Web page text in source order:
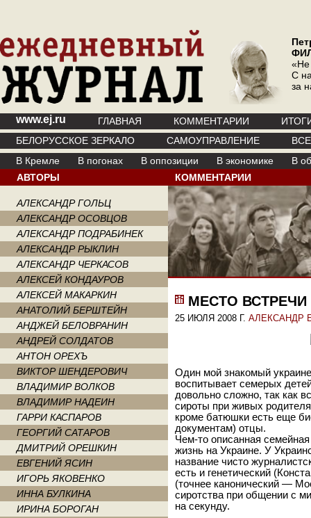
«Не
С
за
www.ej.ru ГЛАВНАЯ КОММЕНТАРИИ
БЕЛОРУССКОЕ ЗЕРКАЛО
САМОУПРАВЛЕНИЕ
В Кремле
В погонах В оппозиции В экономике
В
АВТОРЫ
АЛЕКСАНДР ГОЛЬЦ
АЛЕКСАНДР ОСОВЦОВ
АЛЕКСАНДР ПОДРАБИНЕК
АЛЕКСАНДР РЫКЛИН
АЛЕКСАНДР ЧЕРКАСОВ
АЛЕКСЕЙ КОНДАУРОВ
АЛЕКСЕЙ МАКАРКИН
АНАТОЛИЙ БЕРШТЕЙН
АНДЖЕЙ БЕЛОВРАНИН
АНДРЕЙ СОЛДАТОВ
АНТОН ОРЕХЪ
ВИКТОР ШЕНДЕРОВИЧ
ВЛАДИМИР ВОЛКОВ
ВЛАДИМИР НАДЕИН
ГАРРИ КАСПАРОВ
ГЕОРГИЙ САТАРОВ
ДМИТРИЙ ОРЕШКИН
ЕВГЕНИЙ ЯСИН
ИГОРЬ ЯКОВЕНКО
ИННА БУЛКИНА
ИРИНА БОРОГАН
КОММЕНТАРИИ
МЕСТО
25 ИЮЛЯ 2008 Г. АЛЕКСАНДР
Один мой знакомый
воспитывает семерых
довольно сложно, так как
сироты при живых
кроме батюшки есть еще
документам) отцы.
Чем-то описанная
жизнь на Украине. У
название чисто
есть и генетический
(точнее канонический —
сиротства при общении с
на секунду.